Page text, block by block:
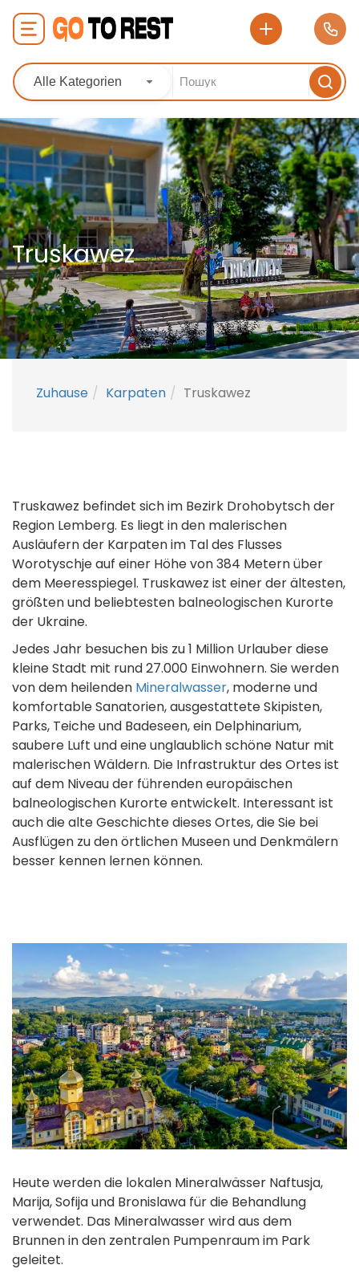
Alle Kategorien
Truskawez
Zuhause Karpaten Truskawez
Truskawez befindet sich im Bezirk Drohobytsch der
Region Lemberg. Es liegt in den malerischen
Ausläufern der Karpaten im Tal des Flusses
Worotyschje auf einer Höhe von 384 Metern über
dem Meeresspiegel. Truskawez ist einer der ältesten,
größten und beliebtesten balneologischen Kurorte
der Ukraine.
Jedes Jahr besuchen bis zu 1 Million Urlauber diese
kleine Stadt mit rund 27.000 Einwohnern. Sie werden
von dem heilenden Mineralwasser, moderne und
komfortable Sanatorien, ausgestattete Skipisten,
Parks, Teiche und Badeseen, ein Delphinarium,
saubere Luft und eine unglaublich schöne Natur mit
malerischen Wäldern. Die Infrastruktur des Ortes ist
auf dem Niveau der führenden europäischen
balneologischen Kurorte entwickelt. Interessant ist
auch die alte Geschichte dieses Ortes, die Sie bei
Ausflügen zu den örtlichen Museen und Denkmälern
besser kennen lernen können.
Heute werden die lokalen Mineralwässer Naftusja,
Marija, Sofija und Bronislawa für die Behandlung
verwendet. Das Mineralwasser wird aus dem
Brunnen in den zentralen Pumpenraum im Park
geleitet.